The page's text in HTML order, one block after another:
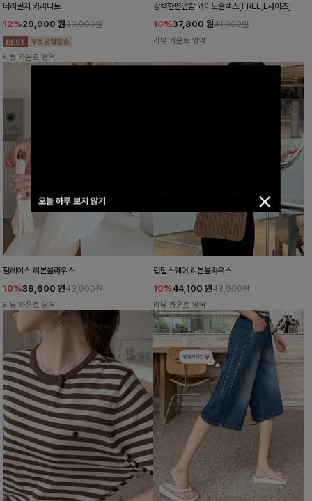
오늘 하루 보지 않기
더리골지 카라니트
12%29,900 원33,900원
리뷰 카운트 영역
강력한편안함 와이드슬랙스[FREE,L사이즈]
10%37,800 원41,900원
리뷰 카운트 영역
펌레이스 리본블라우스
10%39,600 원43,900원
리뷰 카운트 영역
럽틸스퀘어 리본블라우스
10%44,100 원48,900원
리뷰 카운트 영역